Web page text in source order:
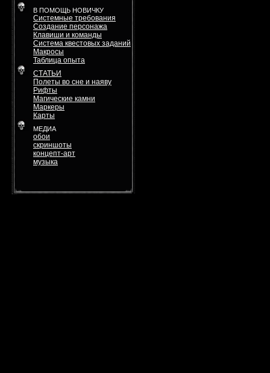
В ПОМОЩЬ НОВИЧКУ
Системные требования
Создание персонажа
Клавиши и команды
Система квестовых заданий
Макросы
Таблица опыта
СТАТЬИ
Полеты во сне и наяву
Рифты
Магические камни
Маркеры
Карты
МЕДИА
обои
скриншоты
концепт-арт
музыка